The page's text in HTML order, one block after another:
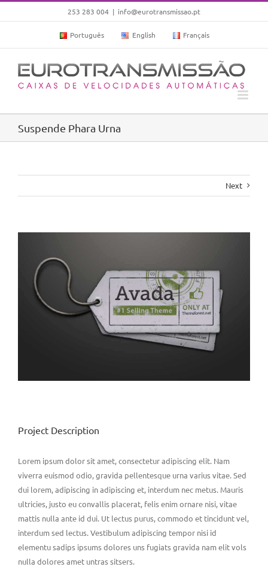
to
253 283 004 | info@eurotransmissao.pt
Português English Français
Suspende Phara Urna
Next
Image
Project Description
Lorem ipsum dolor sit amet, consectetur adipiscing elit. Nam
viverra euismod odio, gravida pellentesque urna varius vitae. Sed
dui lorem, adipiscing in adipiscing et, interdum nec metus. Mauris
ultricies, justo eu convallis placerat, felis enim ornare nisi, vitae
mattis nulla ante id dui. Ut lectus purus, commodo et tincidunt vel,
interdum sed lectus. Vestibulum adipiscing tempor nisi id
elementu sadips ipsums dolores uns fugiats gravida nam elit vols
nulla dolores amet untras sitsers.